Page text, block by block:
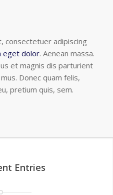
consectetuer adipiscing
eget dolor. Aenean massa.
et magnis dis parturient
mus. Donec quam felis,
pretium quis, sem.
Entries